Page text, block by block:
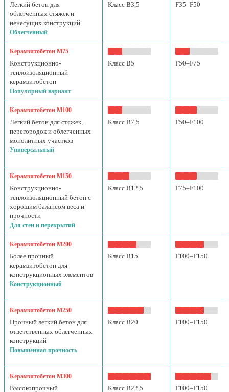
Легкий бетон для
облегченных стяжек и
ненесущих конструкций
Облегченный
Класс B3,5 F35–F50
Керамзитобетон М75
Конструкционно-
теплоизоляционный
керамзитобетон
Популярный вариант
Класс B5 F50–F75
Керамзитобетон М100
Легкий бетон для стяжек,
перегородок и облегченных
монолитных участков
Универсальный
Класс B7,5 F50–F100
Керамзитобетон М150
Конструкционно-
теплоизоляционный бетон с
хорошим балансом веса и
прочности
Для стен и перекрытий
Класс B12,5 F75–F100
Керамзитобетон М200
Более прочный
керамзитобетон для
конструкционных элементов
Конструкционный
Класс B15 F100–F150
Керамзитобетон М250
Прочный легкий бетон для
ответственных облегченных
конструкций
Повышенная прочность
Класс B20 F100–F150
Керамзитобетон М300
Высокопрочный Класс B22,5 F100–F150